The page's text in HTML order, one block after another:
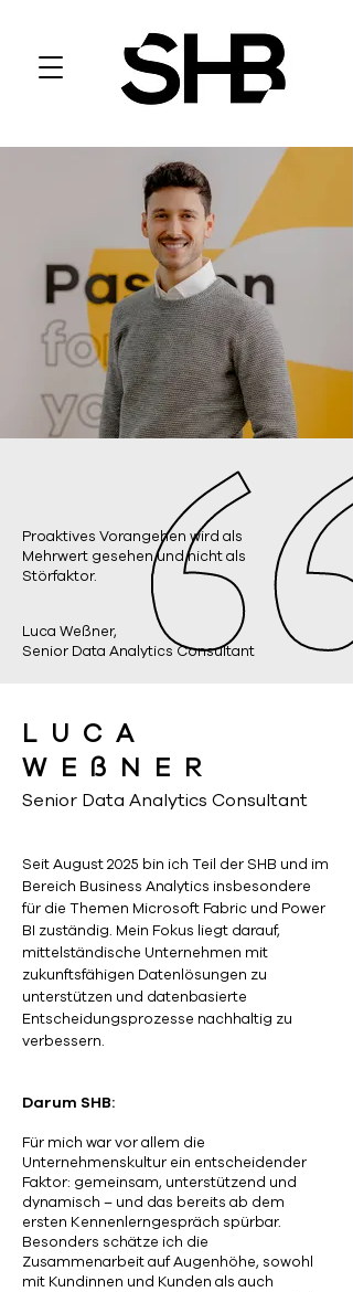
Proaktives Vorangehen wird als
Mehrwert gesehen und nicht als
Störfaktor.
Luca Weßner,
Senior Data Analytics Consultant
LUCA
WEßNER
Senior Data Analytics Consultant
Seit August 2025 bin ich Teil der SHB und im
Bereich Business Analytics insbesondere
für die Themen Microsoft Fabric und Power
BI zuständig. Mein Fokus liegt darauf,
mittelständische Unternehmen mit
zukunftsfähigen Datenlösungen zu
unterstützen und datenbasierte
Entscheidungsprozesse nachhaltig zu
verbessern.
Darum SHB:
Für mich war vor allem die
Unternehmenskultur ein entscheidender
Faktor: gemeinsam, unterstützend und
dynamisch – und das bereits ab dem
ersten Kennenlerngespräch spürbar.
Besonders schätze ich die
Zusammenarbeit auf Augenhöhe, sowohl
mit Kundinnen und Kunden als auch